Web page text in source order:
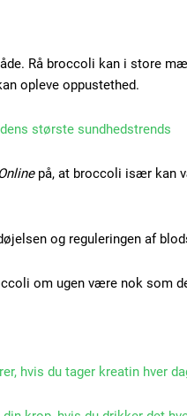
Rå broccoli kan i store
opleve oppustethed.
største sundhedstrends
på, at broccoli især kan
og reguleringen af
om ugen være nok som
hvis du tager kreatin hver